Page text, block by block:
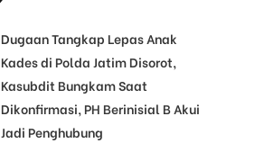
Dugaan Tangkap Lepas Anak
Kades di Polda Jatim Disorot,
Kasubdit Bungkam Saat
Dikonfirmasi, PH Berinisial B Akui
Jadi Penghubung